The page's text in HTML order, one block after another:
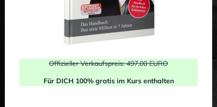
Offizieller Verkaufspreis: 497,00 EURO
Für DICH 100% gratis im Kurs enthalten